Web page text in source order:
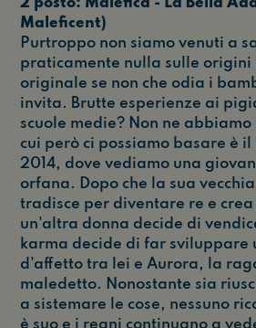
2 posto: Malefica - La Bella
Maleficent)
Purtroppo non siamo venuti a
praticamente nulla sulle origini
originale se non che odia i
invita. Brutte esperienze ai
scuole medie? Non ne
cui però ci possiamo basare è il
2014, dove vediamo una
orfana. Dopo che la sua
tradisce per diventare re e
un'altra donna decide di
karma decide di far sviluppare
d'affetto tra lei e Aurora, la
maledetto. Nonostante sia
a sistemare le cose, nessuno